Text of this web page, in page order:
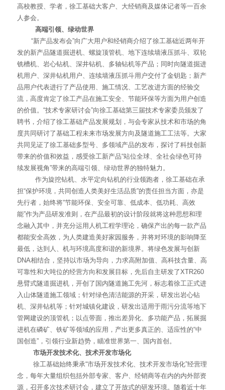
高校教授、学者，徐工基础大客户、大经销商及媒体记者等一百余
人参会。
高端引领、绿动世界
“新产品发布会”向广大用户和经销商介绍了徐工基础近两年开
发的新产品隧道掘进机、螺旋顶管机、地下连续墙液压抓斗、双轮
铣槽机、岩心钻机、深井钻机、多轴钻机等产品；同时向隧道掘进
机用户、深井钻机用户、连续墙液压抓斗用户交付了金钥匙；新产
品用户代表进行了产品使用、施工情况、工艺改进方面的经验交
流，高度肯定了徐工产品在施工安全、节能环保等方面为用户创造
的价值。“技术专家研讨会”向徐工基础第三届技术专家委员颁发了
聘书，介绍了徐工基础产品发展规划，与会专家从技术和市场的角
度共同研讨了基础工程未来市场发展方向及隧道施工工法等。大家
共同见证了徐工基础多型号、多领域产品的发布，探讨了科技创新
带来的价值和效益，感受徐工新产品“站位全球、全社会绿色可持
续发展视角”带来的高端引领、绿动世界的独特魅力。
作为旋挖钻机、水平定向钻机的行业领跑者，徐工基础在承
担“保护环境，共同创造人类美好生活品质”的责任担当方面，亦是
先行者，始终将“节能环保、安全可靠、低成本、低功耗、高效
能”作为产品研发准则，在产品最初的设计阶段就将这种思想和理
念融入其中，并充分运用人机工程学理论，确保产出的每一款产品
都能安全高效，为人类建造美好家园服务，并将对环境的影响降至
最低，达到人、机与环境高度和谐的新境界。将绿色发展与创新
DNA相结合，坚持以市场为导向，力求高附加值、高科技含量、高
可靠性和大吨位的经营方向和发展目标，先后自主研发了XTR260
悬臂式隧道掘进机，开创了国内隧道施工先河，标志着徐工正式进
入山体隧道施工领域；针对绿色清洁能源的开采，研发出岩心钻
机、深井钻机等；针对城镇化建设，研发出适用于雨污分流等地下
管网建设的顶管机；以点带面，推出差异化、多功能产品，拓展掘
进机在磷矿、铁矿等领域的应用，产出更多真正的、适应性的“中
国创造”，引领行业新趋势，瞄准世界第一、国内首创。
市场开发技术化、技术开发市场化
徐工基础始终秉承“市场开发技术化、技术开发市场化”经营理
念，每年大量组织包括外部专家、客户、经销商等在内的内外部资
源，召开多次技术研讨会，建立了开放式的研发环境。随着近十年